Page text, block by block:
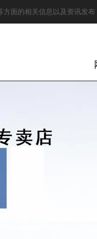
方面的相关信息以及资讯发布